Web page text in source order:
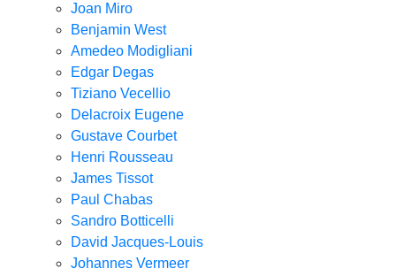
Joan Miro
Benjamin West
Amedeo Modigliani
Edgar Degas
Tiziano Vecellio
Delacroix Eugene
Gustave Courbet
Henri Rousseau
James Tissot
Paul Chabas
Sandro Botticelli
David Jacques-Louis
Johannes Vermeer